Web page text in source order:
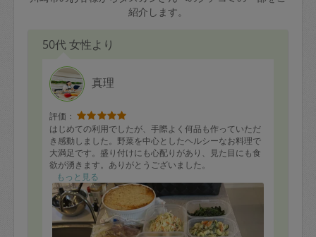
紹介します。
50代 女性より
真理
評価：
はじめての利用でしたが、手際よく何品も作っていただ
き感動しました。野菜を中心としたヘルシーなお料理で
大満足です。盛り付けにも心配りがあり、見た目にも食
欲が湧きます。ありがとうございました。
もっと見る